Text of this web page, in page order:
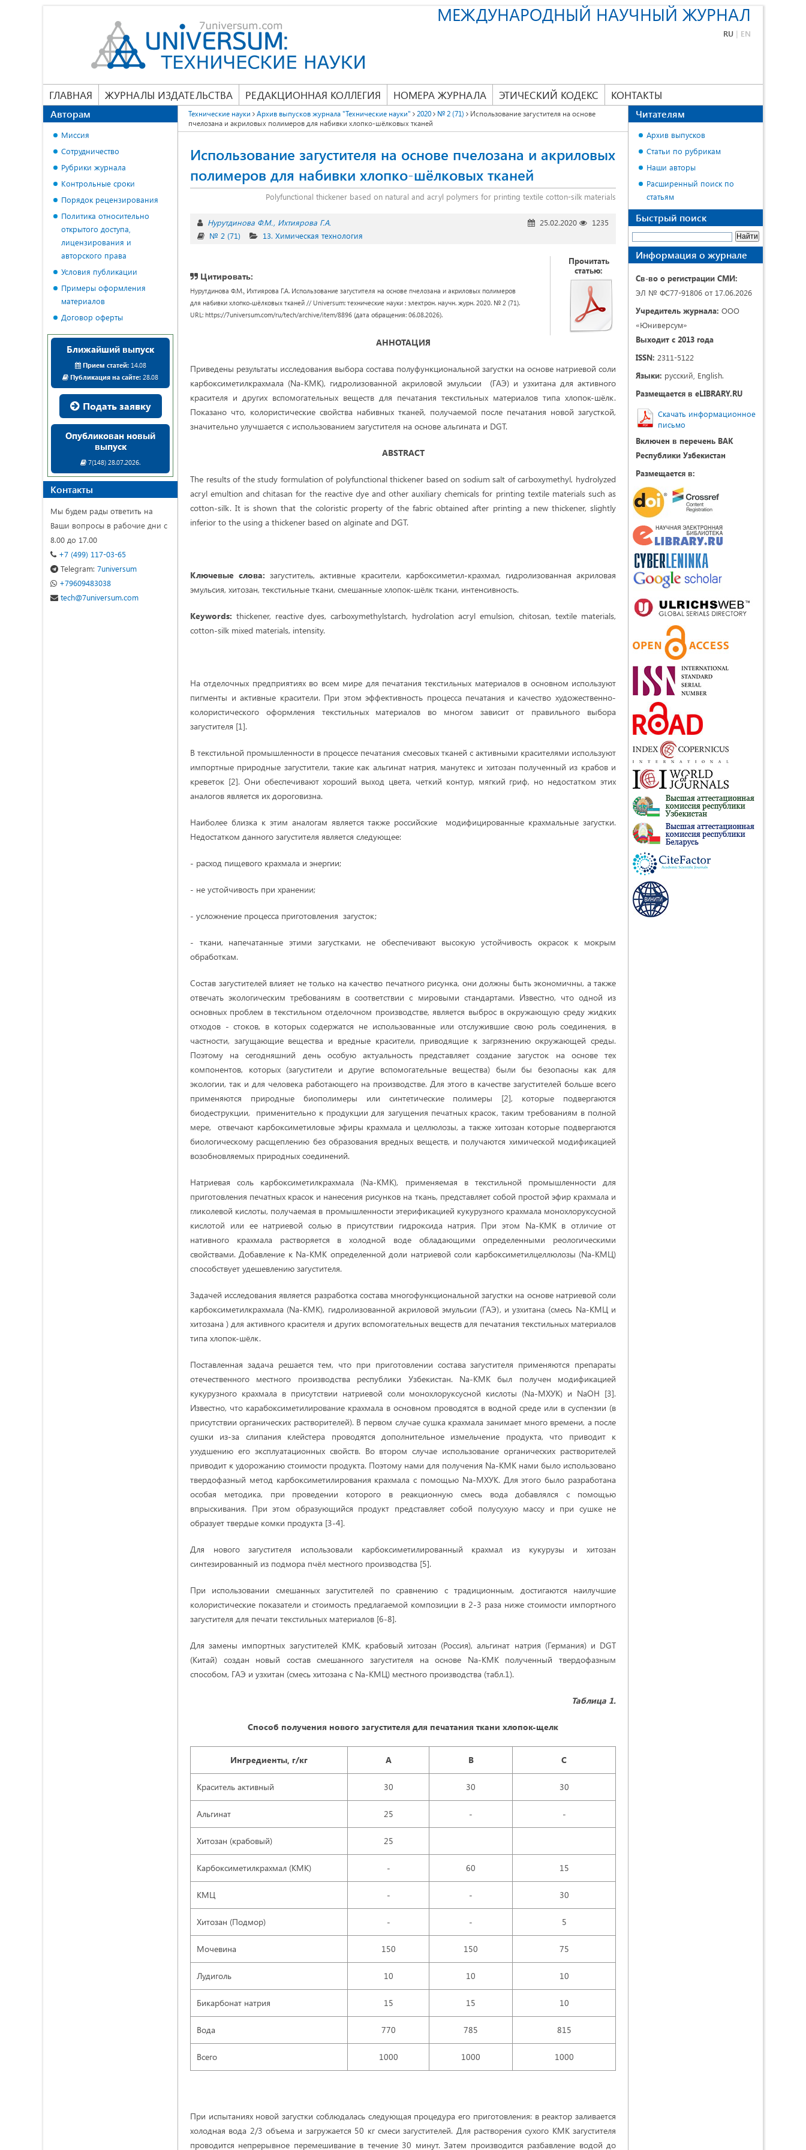
МЕЖДУНАРОДНЫЙ НАУЧНЫЙ ЖУРНАЛ
RU | EN
ГЛАВНАЯ ЖУРНАЛЫ ИЗДАТЕЛЬСТВА РЕДАКЦИОННАЯ КОЛЛЕГИЯ НОМЕРА ЖУРНАЛА ЭТИЧЕСКИЙ КОДЕКС КОНТАКТЫ
Технические науки Архив выпусков журнала "Технические науки" 2020 № 2 (71)
Использование загустителя на основе
пчелозана и акриловых полимеров для набивки хлопко-шёлковых тканей
Использование загустителя на основе пчелозана и акриловых
полимеров для набивки хлопко-шёлковых тканей
Polyfunctional thickener based on natural and acryl polymers for printing textile cotton-silk materials
Нурутдинова Ф.М. Ихтиярова Г.А. 25.02.2020
1235
№ 2 (71)
13. Химическая технология
Цитировать:
Нурутдинова Ф.М., Ихтиярова Г.А. Использование загустителя на основе пчелозана и акриловых полимеров
для набивки хлопко-шёлковых тканей // Universum: технические науки : электрон. научн. журн. 2020. № 2 (71).
URL: https://7universum.com/ru/tech/archive/item/8896 (дата обращения: 06.08.2026).
Прочитать
статью:
АННОТАЦИЯ
Приведены результаты исследования выбора состава полуфункциональной загустки на основе натриевой соли
карбоксиметилкрахмала (Na-КМК), гидролизованной акриловой эмульсии (ГАЭ) и узхитана для активного
красителя и других вспомогательных веществ для печатания текстильных материалов типа хлопок-шёлк.
Показано что, колористические свойства набивных тканей, получаемой после печатания новой загусткой,
значительно улучшается с использованием загустителя на основе альгината и DGT.
ABSTRACT
The results of the study formulation of polyfunctional thickener based on sodium salt of carboxymethyl, hydrolyzed
acryl emultion and chitasan for the reactive dye and other auxiliary chemicals for printing textile materials such as
cotton-silk. It is shown that the coloristic property of the fabric obtained after printing a new thickener, slightly
inferior to the using a thickener based on alginate and DGT.
Ключевые слова: загуститель, активные красители, карбоксиметил-крахмал, гидролизованная акриловая
эмульсия, хитозан, текстильные ткани, смешанные хлопок-шёлк ткани, интенсивность.
Keywords: thickener, reactive dyes, carboxymethylstarch, hydrolation acryl emulsion, chitosan, textile materials,
cotton-silk mixed materials, intensity.
На отделочных предприятиях во всем мире для печатания текстильных материалов в основном используют
пигменты и активные красители. При этом эффективность процесса печатания и качество художественно-
колористического оформления текстильных материалов во многом зависит от правильного выбора
загустителя [1].
В текстильной промышленности в процессе печатания смесовых тканей с активными красителями используют
импортные природные загустители, такие как альгинат натрия, манутекс и хитозан полученный из крабов и
креветок [2]. Они обеспечивают хороший выход цвета, четкий контур, мягкий гриф, но недостатком этих
аналогов является их дороговизна.
Наиболее близка к этим аналогам является также российские модифицированные крахмальные загустки.
Недостатком данного загустителя является следующее:
- расход пищевого крахмала и энергии;
- не устойчивость при хранении;
- усложнение процесса приготовления загусток;
- ткани, напечатанные этими загустками, не обеспечивают высокую устойчивость окрасок к мокрым
обработкам.
Состав загустителей влияет не только на качество печатного рисунка, они должны быть экономичны, а также
отвечать экологическим требованиям в соответствии с мировыми стандартами. Известно, что одной из
основных проблем в текстильном отделочном производстве, является выброс в окружающую среду жидких
отходов - стоков, в которых содержатся не использованные или отслужившие свою роль соединения, в
частности, загущающие вещества и вредные красители, приводящие к загрязнению окружающей среды.
Поэтому на сегодняшний день особую актуальность представляет создание загусток на основе тех
компонентов, которых (загустители и другие вспомогательные вещества) были бы безопасны как для
экологии, так и для человека работающего на производстве. Для этого в качестве загустителей больше всего
применяются природные биополимеры или синтетические полимеры [2], которые подвергаются
биодеструкции, применительно к продукции для загущения печатных красок, таким требованиям в полной
мере, отвечают карбоксиметиловые эфиры крахмала и целлюлозы, а также хитозан которые подвергаются
биологическому расщеплению без образования вредных веществ, и получаются химической модификацией
возобновляемых природных соединений.
Натриевая соль карбоксиметилкрахмала (Na-КМК), применяемая в текстильной промышленности для
приготовления печатных красок и нанесения рисунков на ткань, представляет собой простой эфир крахмала и
гликолевой кислоты, получаемая в промышленности этерификацией кукурузного крахмала монохлоруксусной
кислотой или ее натриевой солью в присутствии гидроксида натрия. При этом Na-КМК в отличие от
нативного крахмала растворяется в холодной воде обладающими определенными реологическими
свойствами. Добавление к Na-КМК определенной доли натриевой соли карбоксиметилцеллюлозы (Na-КМЦ)
способствует удешевлению загустителя.
Задачей иccледования является разработка состава многофункциональной загустки на основе натриевой соли
карбоксиметилкрахмала (Na-КМК), гидролизованной акриловой эмульсии (ГАЭ), и узхитана (cмесь Na-КМЦ и
хитозана ) для активного красителя и других вспомогательных веществ для печатания текстильных материалов
типа хлопок-шёлк.
Поставленная задача решается тем, что при приготовлении состава загустителя применяются препараты
отечественного местного производства республики Узбекистан. Na-КМК был получен модификацией
кукурузного крахмала в присутствии натриевой соли монохлоруксусной кислоты (Na-МХУК) и NaOH [3].
Известно, что карабоксиметилирование крахмала в основном проводятся в водной среде или в суспензии (в
присутствии органических растворителей). В первом случае сушка крахмала занимает много времени, а после
сушки из-за слипания клейстера проводятся дополнительное измельчение продукта, что приводит к
ухудшению его эксплуатационных свойств. Во втором случае использование органических растворителей
приводит к удорожанию стоимости продукта. Поэтому нами для получения Na-КМК нами было использовано
твердофазный метод карбоксиметилирования крахмала с помощью Na-МХУК. Для этого было разработана
особая методика, при проведении которого в реакционную смесь вода добавлялся с помощью
впрыскивания. При этом образующийся продукт представляет собой полусухую массу и при сушке не
образует твердые комки продукта [3-4].
Для нового загустителя использовали карбоксиметилированный крахмал из кукурузы и хитозан
синтезированный из подмора пчёл местного производства [5].
При использовании смешанных загустителей по сравнению с традиционным, достигаются наилучшие
колористические показатели и стоимость предлагаемой композиции в 2-3 раза ниже стоимости импортного
загустителя для печати текстильных материалов [6-8].
Для замены импортных загустителей КМК, крабовый хитозан (Россия), альгинат натрия (Германия) и DGT
(Китай) создан новый состав смешанного загустителя на основе Na-КМК полученный твердофазным
способом, ГАЭ и узхитан (смесь хитозана с Na-КМЦ) местного производства (табл.1).
Таблица 1.
Способ получения нового загустителя для печатания ткани хлопок-щелк
Ингредиенты, г/кг A B C
Краситель активный 30 30 30
Aльгинат 25 - -
Хитозан (крабовый) 25
Карбоксиметилкрахмал (КМК) - 60 15
КМЦ - - 30
Хитозан (Подмор) - - 5
Мочевина 150 150 75
Лудиголь 10 10 10
Бикарбонат натрия 15 15 10
Вода 770 785 815
Всего 1000 1000 1000
При испытаниях новой загустки соблюдалась следующая процедура его приготовления: в реактор заливается
холодная вода 2/3 объема и загружается 50 кгсмеси загустителей. Для растворения сухого КМК загустителя
проводится непрерывное перемешивание в течение 30 минут. Затем производится разбавление водой до
Авторам
Миссия
Сотрудничество
Рубрики журнала
Контрольные сроки
Порядок рецензирования
Политика относительно
открытого доступа,
лицензирования и
авторского права
Условия публикации
Примеры оформления
материалов
Договор оферты
Ближайший выпуск
Прием статей:14.08
Публикация на сайте: 28.08
Подать заявку
Опубликован новый
выпуск
7(148) 28.07.2026.
Контакты
Мы будем рады ответить на
Ваши вопросы в рабочие дни с
8.00 до 17.00
+7 (499) 117-03-65
Telegram: 7universum
+79609483038
tech@7universum.com
Читателям
Архив выпусков
Статьи по рубрикам
Наши авторы
Расширенный поиск по
статьям
Быстрый поиск
Информация о журнале
Св-во о регистрации СМИ:
ЭЛ № ФС77-91806 от 17.06.2026
Учредитель журнала: ООО
«Юниверсум»
Выходит с 2013 года
ISSN: 2311-5122
Языки: русский, English.
Размещается в eLIBRARY.RU
Скачать информационное
письмо
Включен в перечень ВАК
Республики Узбекистан
Размещается в: